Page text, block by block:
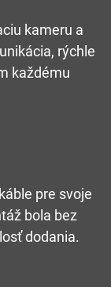
kameru a
rýchle
každému
pre svoje
bola bez
dodania.